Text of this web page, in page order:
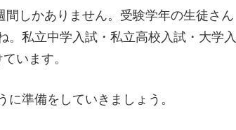
しかありません。受験学年の生徒さん
。私立中学入試・私立高校入試・大学入
います。
に準備をしていきましょう。